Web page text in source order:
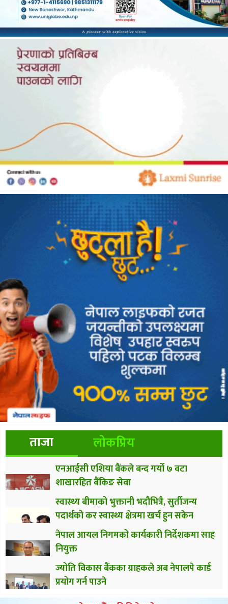
ताजा लोकप्रिय
एनआईसी एशिया बैंकले बन्द गर्यो ७ वटा
शाखारहित बैंकिङ सेवा
स्वास्थ्य बीमाको भुक्तानी भदौभित्रै, सुर्तीजन्य
पदार्थको कर स्वास्थ्य क्षेत्रमा खर्च हुन सकेन
नेपाल आयल निगमको कार्यकारी निर्देशकमा साह
नियुक्त
ज्योति विकास बैंकका ग्राहकले अब नेपालपे कार्ड
प्रयोग गर्न पाउने